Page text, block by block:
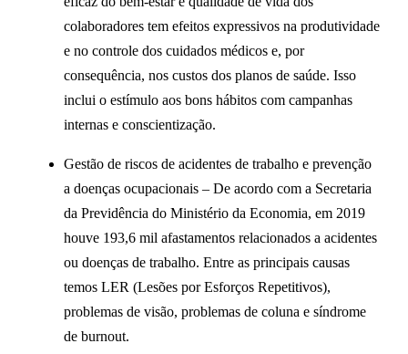
colaboradores tem efeitos expressivos na produtividade
e no controle dos cuidados médicos e, por
consequência, nos custos dos planos de saúde. Isso
inclui o estímulo aos bons hábitos com campanhas
internas e conscientização.
Gestão de riscos de acidentes de trabalho e prevenção
a doenças ocupacionais – De acordo com a Secretaria
da Previdência do Ministério da Economia, em 2019
houve 193,6 mil afastamentos relacionados a acidentes
ou doenças de trabalho. Entre as principais causas
temos LER (Lesões por Esforços Repetitivos),
problemas de visão, problemas de coluna e síndrome
de burnout.